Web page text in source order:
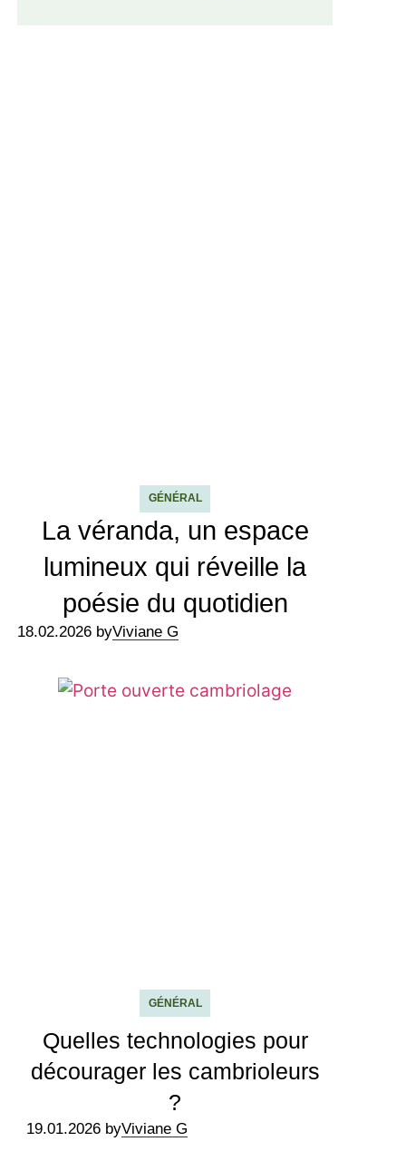
GÉNÉRAL
La véranda, un espace
lumineux qui réveille la
poésie du quotidien
18.02.2026 byViviane G
GÉNÉRAL
Quelles technologies pour
décourager les cambrioleurs
?
19.01.2026 byViviane G